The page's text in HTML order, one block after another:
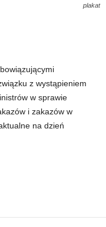
plakat
z wystąpieniem
w sprawie
i zakazów w
na dzień